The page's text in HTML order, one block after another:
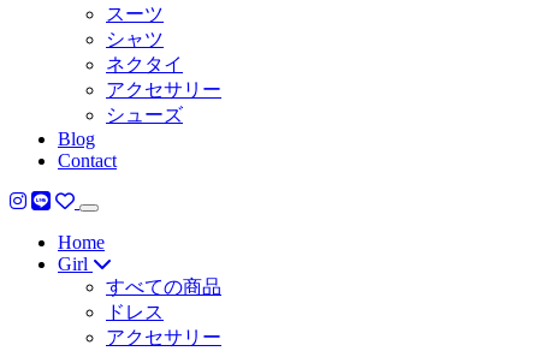
スーツ
シャツ
ネクタイ
アクセサリー
シューズ
Blog
Contact
Home
Girl
すべての商品
ドレス
アクセサリー